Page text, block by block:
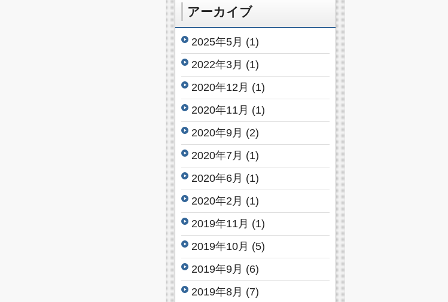
アーカイブ
2025年5月 (1)
2022年3月 (1)
2020年12月 (1)
2020年11月 (1)
2020年9月 (2)
2020年7月 (1)
2020年6月 (1)
2020年2月 (1)
2019年11月 (1)
2019年10月 (5)
2019年9月 (6)
2019年8月 (7)